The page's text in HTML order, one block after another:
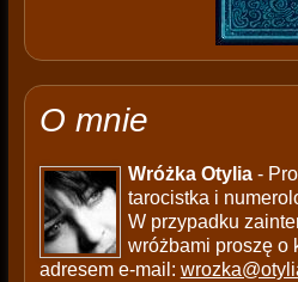
O mnie
Wróżka Otylia-
tarocistka i
W przypadku
wróżbami proszę o
adresem e-mail: